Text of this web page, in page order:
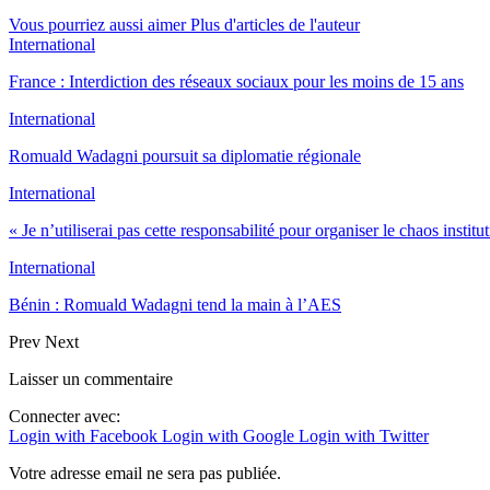
Vous pourriez aussi aimer Plus d'articles de l'auteur
International
France : Interdiction des réseaux sociaux pour les moins de 15 ans
International
Romuald Wadagni poursuit sa diplomatie régionale
International
« Je n’utiliserai pas cette responsabilité pour organiser le chaos
International
Bénin : Romuald Wadagni tend la main à l’AES
Prev Next
Laisser un commentaire
Connecter avec:
Login with Facebook Login with Google Login with Twitter
Votre adresse email ne sera pas publiée.